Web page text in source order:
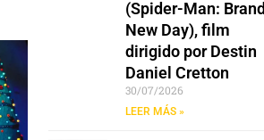
(Spider-Man: Brand
New Day), film
dirigido por Destin
Daniel Cretton
30/07/2026
LEER MÁS »